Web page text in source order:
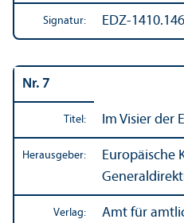
Signatur: EDZ-1410.146
Nr. 7
Titel: Im Visier der
Herausgeber:
Europäische
Verlag:
Amt für